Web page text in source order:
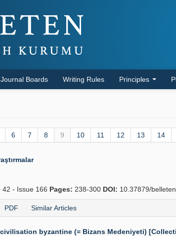
Journal Boards Writing Rules Principles
6 7 8 9 10 11 12 13 14
42 - Issue 166 Pages: 238-300 DOI: 10.37879/
PDF Similar Articles
civilisation byzantine (= Bizans Medeniyeti)